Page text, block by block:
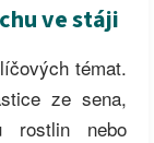
ve stáji
témat.
ze sena,
rostlin nebo